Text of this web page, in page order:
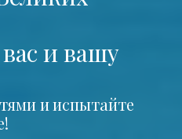
и вашу
и испытайте